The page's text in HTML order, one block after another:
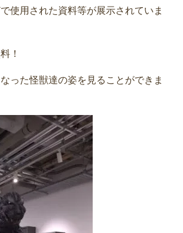
使用された資料等が展示されていま
！
った怪獣達の姿を見ることができま